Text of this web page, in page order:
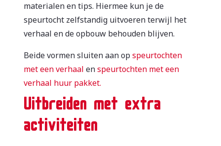
materialen en tips. Hiermee kun je de
speurtocht zelfstandig uitvoeren terwijl het
verhaal en de opbouw behouden blijven.
Beide vormen sluiten aan op speurtochten
met een verhaal enspeurtochten met een
verhaal huur pakket.
Uitbreiden met extra
activiteiten